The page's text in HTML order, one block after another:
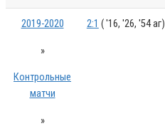
2019-2020
»
Контрольные
матчи
»
2:1 ( '16, '26, '54 аг)